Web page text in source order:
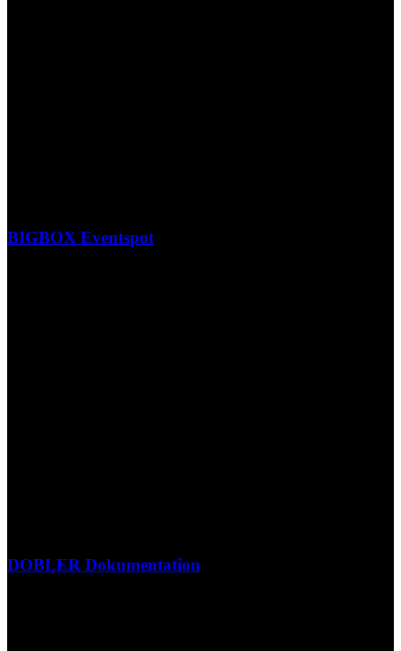
BIGBOX Eventspot
DOBLER Dokumentation